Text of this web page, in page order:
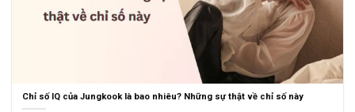
Chỉ số IQ của Jungkook là bao nhiêu? Những sự thật về chỉ số này